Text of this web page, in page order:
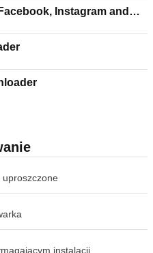
Instagram and
uproszczone
instalacji